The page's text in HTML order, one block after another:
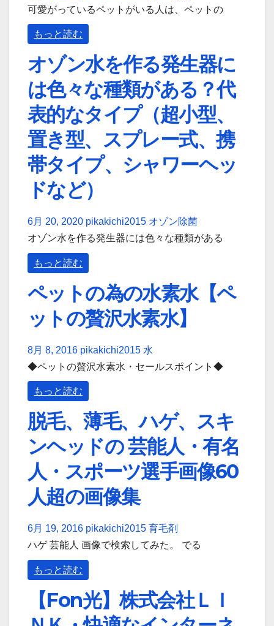
可愛がっているペットがいる人は、ペットの
もっと読む
オゾン水を作る発生器に
は色々な種類がある？代
表的なタイプ（超小型、
置き型、スプレー式、携
帯タイプ、シャワーヘッ
ドなど）
6月 20, 2020 pikakichi2015 オゾン除菌
オゾン水を作る発生器には色々な種類がある
もっと読む
ペットの為の水素水【ペ
ットの贅沢水素水】
8月 8, 2016 pikakichi2015 水
◆ペットの贅沢水素水・セールスポイント◆
もっと読む
脱毛、薄毛、ハゲ、スキ
ンヘッドの 芸能人・有名
人・スポーツ選手画像60
人超の画像集
6月 19, 2016 pikakichi2015 育毛剤
ハゲ 芸能人 画像で検索してみた。 でる
もっと読む
【Fon光】株式会社ＬＩ